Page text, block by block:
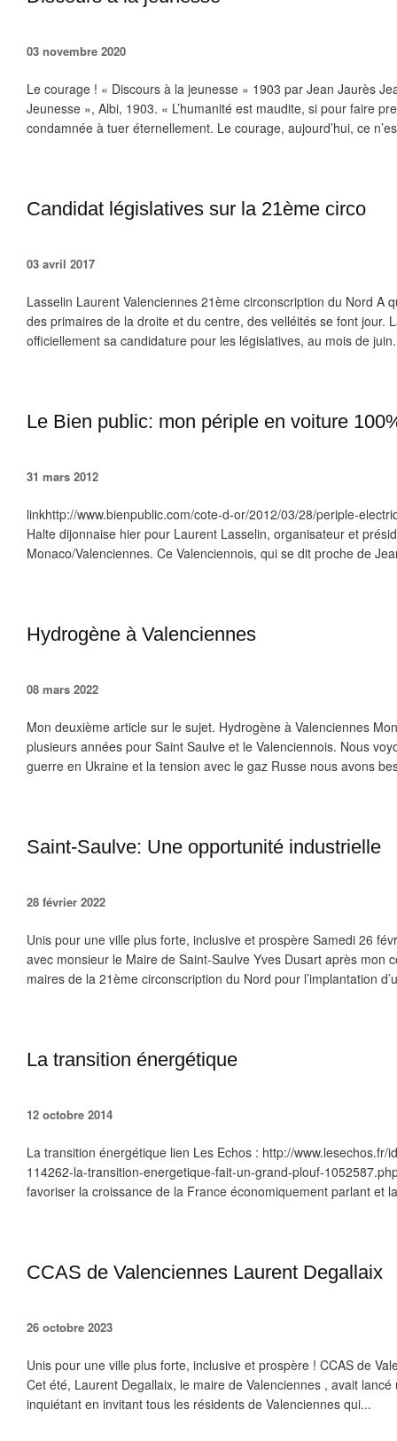
03 novembre 2020
Le courage ! « Discours à la jeunesse » 1903 par Jean Jaurès
Jeunesse », Albi, 1903. « L’humanité est maudite, si pour faire
condamnée à tuer éternellement. Le courage, aujourd’hui, ce
Candidat législatives sur la 21ème circo
03 avril 2017
Lasselin Laurent Valenciennes 21ème circonscription du Nord A
des primaires de la droite et du centre, des velléités se font jour.
officiellement sa candidature pour les législatives, au mois de
Le Bien public: mon périple en voiture
31 mars 2012
linkhttp://www.bienpublic.com/cote-d-or/2012/03/28/periple-
Halte dijonnaise hier pour Laurent Lasselin, organisateur et
Monaco/Valenciennes. Ce Valenciennois, qui se dit proche de
Hydrogène à Valenciennes
08 mars 2022
Mon deuxième article sur le sujet. Hydrogène à Valenciennes
plusieurs années pour Saint Saulve et le Valenciennois. Nous
guerre en Ukraine et la tension avec le gaz Russe nous avons
Saint-Saulve: Une opportunité industrielle
28 février 2022
Unis pour une ville plus forte, inclusive et prospère Samedi 26
avec monsieur le Maire de Saint-Saulve Yves Dusart après mon
maires de la 21ème circonscription du Nord pour l’implantation
La transition énergétique
12 octobre 2014
La transition énergétique lien Les Echos : http://www.lesechos.fr/
114262-la-transition-energetique-fait-un-grand-plouf-
favoriser la croissance de la France économiquement parlant et
CCAS de Valenciennes Laurent Degallaix
26 octobre 2023
Unis pour une ville plus forte, inclusive et prospère ! CCAS de
Cet été, Laurent Degallaix, le maire de Valenciennes , avait
inquiétant en invitant tous les résidents de Valenciennes qui...